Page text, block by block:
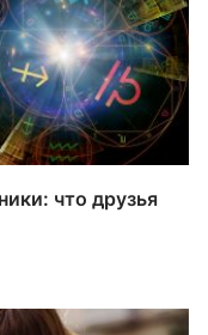
что друзья